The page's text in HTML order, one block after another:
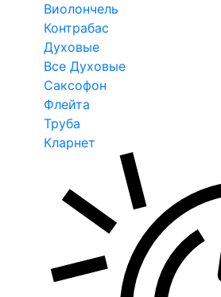
Виолончель
Контрабас
Духовые
Все Духовые
Саксофон
Флейта
Труба
Кларнет